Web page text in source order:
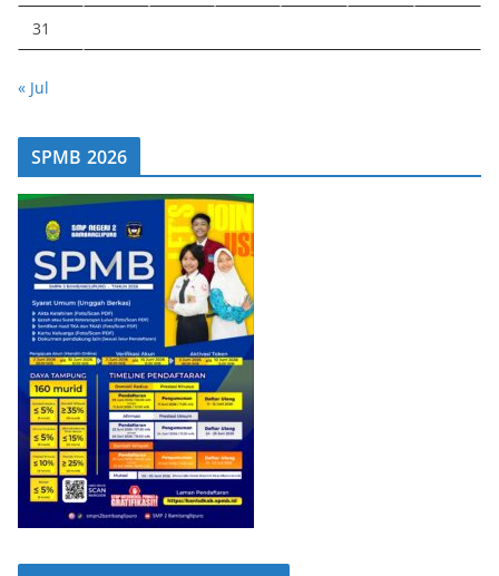
31
« Jul
SPMB 2026